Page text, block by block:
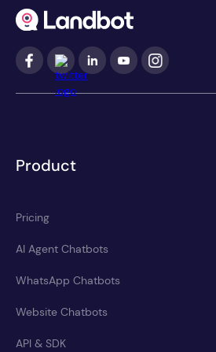
Product
Pricing
AI Agent Chatbots
WhatsApp Chatbots
Website Chatbots
API & SDK